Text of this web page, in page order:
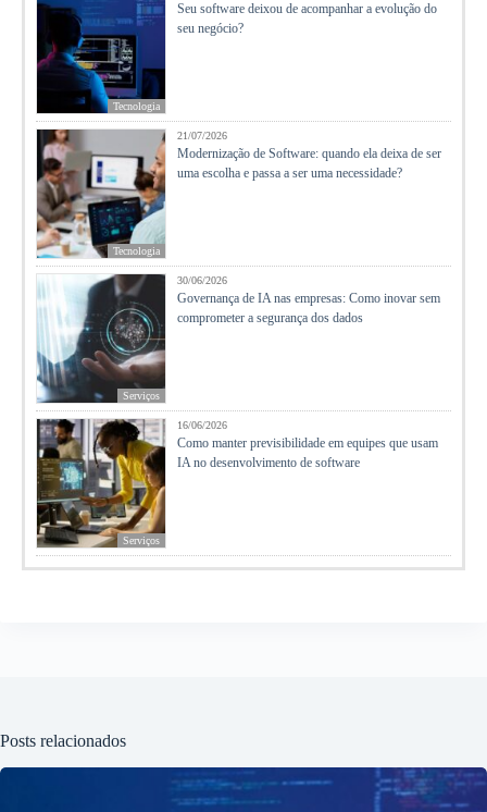
Tecnologia
Seu software deixou de acompanhar a evolução do
seu negócio?
Tecnologia
21/07/2026
Modernização de Software: quando ela deixa de ser
uma escolha e passa a ser uma necessidade?
Serviços
30/06/2026
Governança de IA nas empresas: Como inovar sem
comprometer a segurança dos dados
Serviços
16/06/2026
Como manter previsibilidade em equipes que usam
IA no desenvolvimento de software
Posts relacionados